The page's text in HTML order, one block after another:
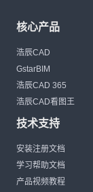
核心产品
浩辰CAD
GstarBIM
浩辰CAD 365
浩辰CAD看图王
技术支持
安装注册文档
学习帮助文档
产品视频教程